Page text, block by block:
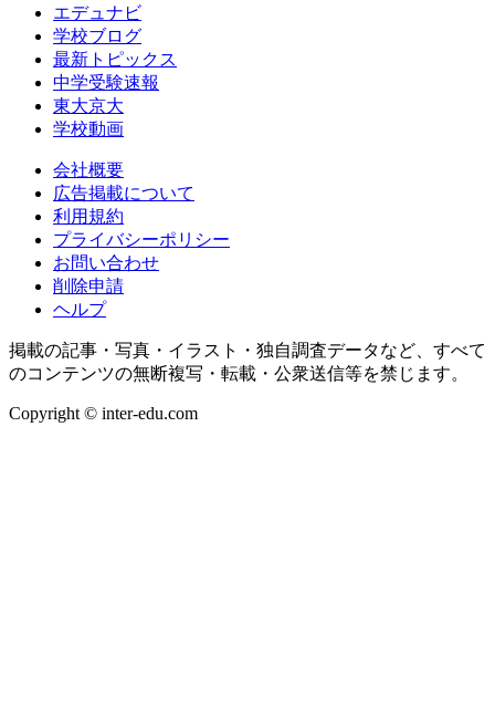
エデュナビ
学校ブログ
最新トピックス
中学受験速報
東大京大
学校動画
会社概要
広告掲載について
利用規約
プライバシーポリシー
お問い合わせ
削除申請
ヘルプ
掲載の記事・写真・イラスト・独自調査データなど、すべて
のコンテンツの無断複写・転載・公衆送信等を禁じます。
Copyright © inter-edu.com